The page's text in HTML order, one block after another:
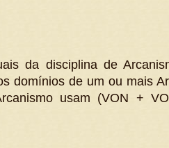
da disciplina de
domínios de um ou mais
usam (VON +